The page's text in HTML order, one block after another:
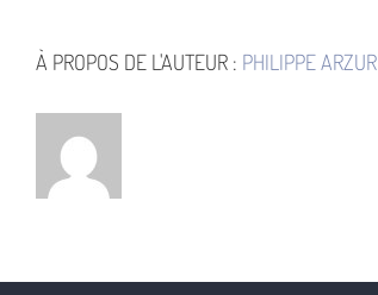
À PROPOS DE L'AUTEUR : PHILIPPE ARZUR